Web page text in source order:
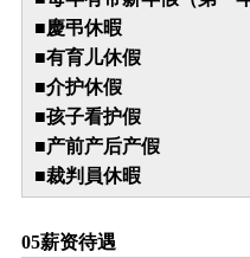
■慶弔休暇
■有育儿休假
■介护休假
■孩子看护假
■产前产后产假
■裁判員休暇
05薪资待遇